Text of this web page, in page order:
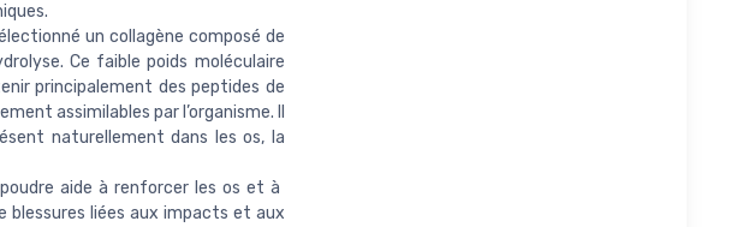
un collagène composé de
Ce faible poids moléculaire
principalement des peptides de
assimilables par l’organisme. Il
naturellement dans les os, la
poudre aide à renforcer les os et à
blessures liées aux impacts et aux